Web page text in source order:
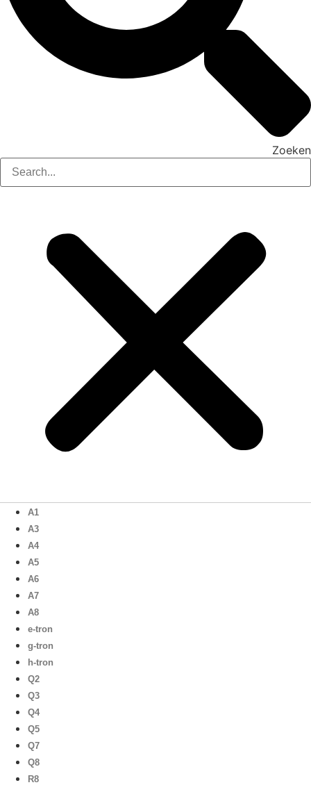
Zoeken
A1
A3
A4
A5
A6
A7
A8
e-tron
g-tron
h-tron
Q2
Q3
Q4
Q5
Q7
Q8
R8